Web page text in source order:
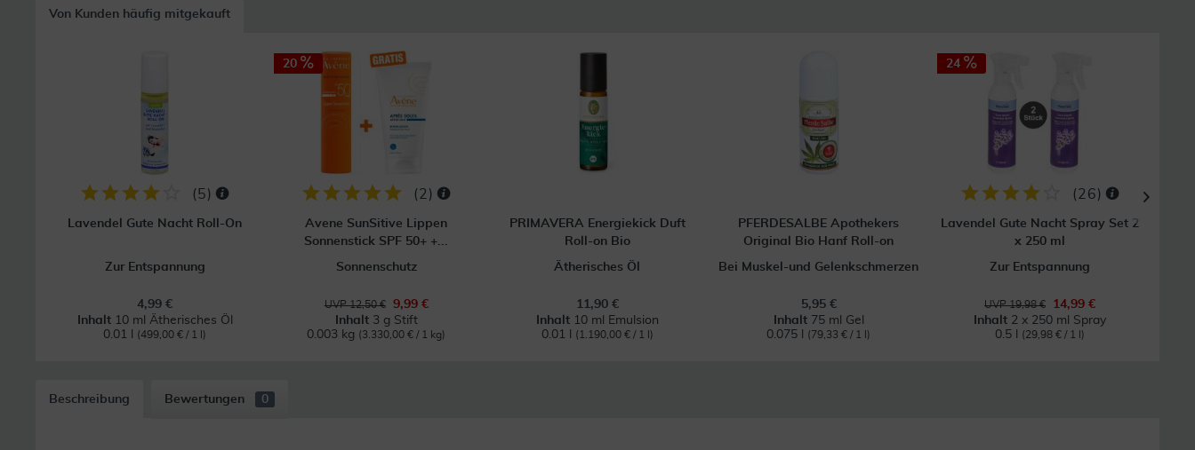
Von Kunden häufig mitgekauft
(5)
Lavendel Gute Nacht Roll-On
Zur Entspannung
4,99 €
Inhalt 10 ml Ätherisches Öl
0.01 l
(499,00 € / 1 l)
20
(2 )
Avene SunSitive Lippen
Sonnenstick SPF 50+ +...
Sonnenschutz
UVP 12,50 €
9,99 €
Inhalt 3 g Stift
0.003 kg (3.330,00 € / 1 kg)
PRIMAVERA Energiekick Duft
Roll-on Bio
Ätherisches Öl
11,90 €
Inhalt 10 ml Emulsion
0.01 l
(1.190,00 € / 1 l)
PFERDESALBE Apothekers
Original Bio Hanf Roll-on
Bei Muskel-und Gelenkschmerzen
5,95 €
Inhalt 75 ml Gel
0.075 l
(79,33 € / 1 l)
24
(26)
Lavendel Gute Nacht Spray Set 2
x 250 ml
Zur Entspannung
UVP 19,98 €
14,99 €
Inhalt 2 x 250 ml Spray
0.5 l
(29,98 € / 1 l)
Beschreibung Bewertungen 0